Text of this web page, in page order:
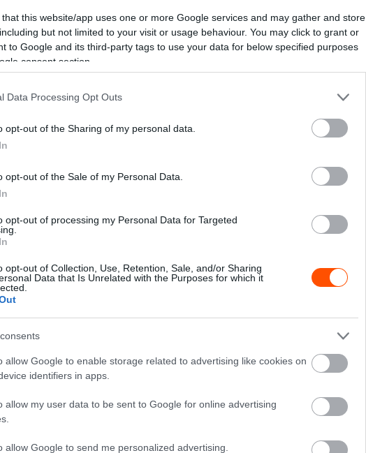
that this website/app uses one or more Google services and may gather and store
but not limited to your visit or usage behaviour. You may click to grant or
to Google and its third-party tags to use your data for below specified purposes
consent section.
Data Processing Opt Outs
opt-out of the Sharing of my personal data.
opt-out of the Sale of my Personal Data.
opt-out of processing my Personal Data for Targeted
opt-out of Collection, Use, Retention, Sale, and/or Sharing
Data that Is Unrelated with the Purposes for which it
allow Google to enable storage related to advertising like cookies on
identifiers in apps.
allow my user data to be sent to Google for online advertising
allow Google to send me personalized advertising.
élményt jelentettek, annak ellenére, hogy az
mint a hóba n” – mondta Ken Block.
nekem autója minden különlegességét. Néhány
ennek az autónak a varázsát.
egybe is beült Block mellé. Elégedett volt az alkalmi
felgyorsuljon
Audi pilótája volt. Ekström számára az ausztriai
a Race of Champions-ra. A főpróba jól sikerült,